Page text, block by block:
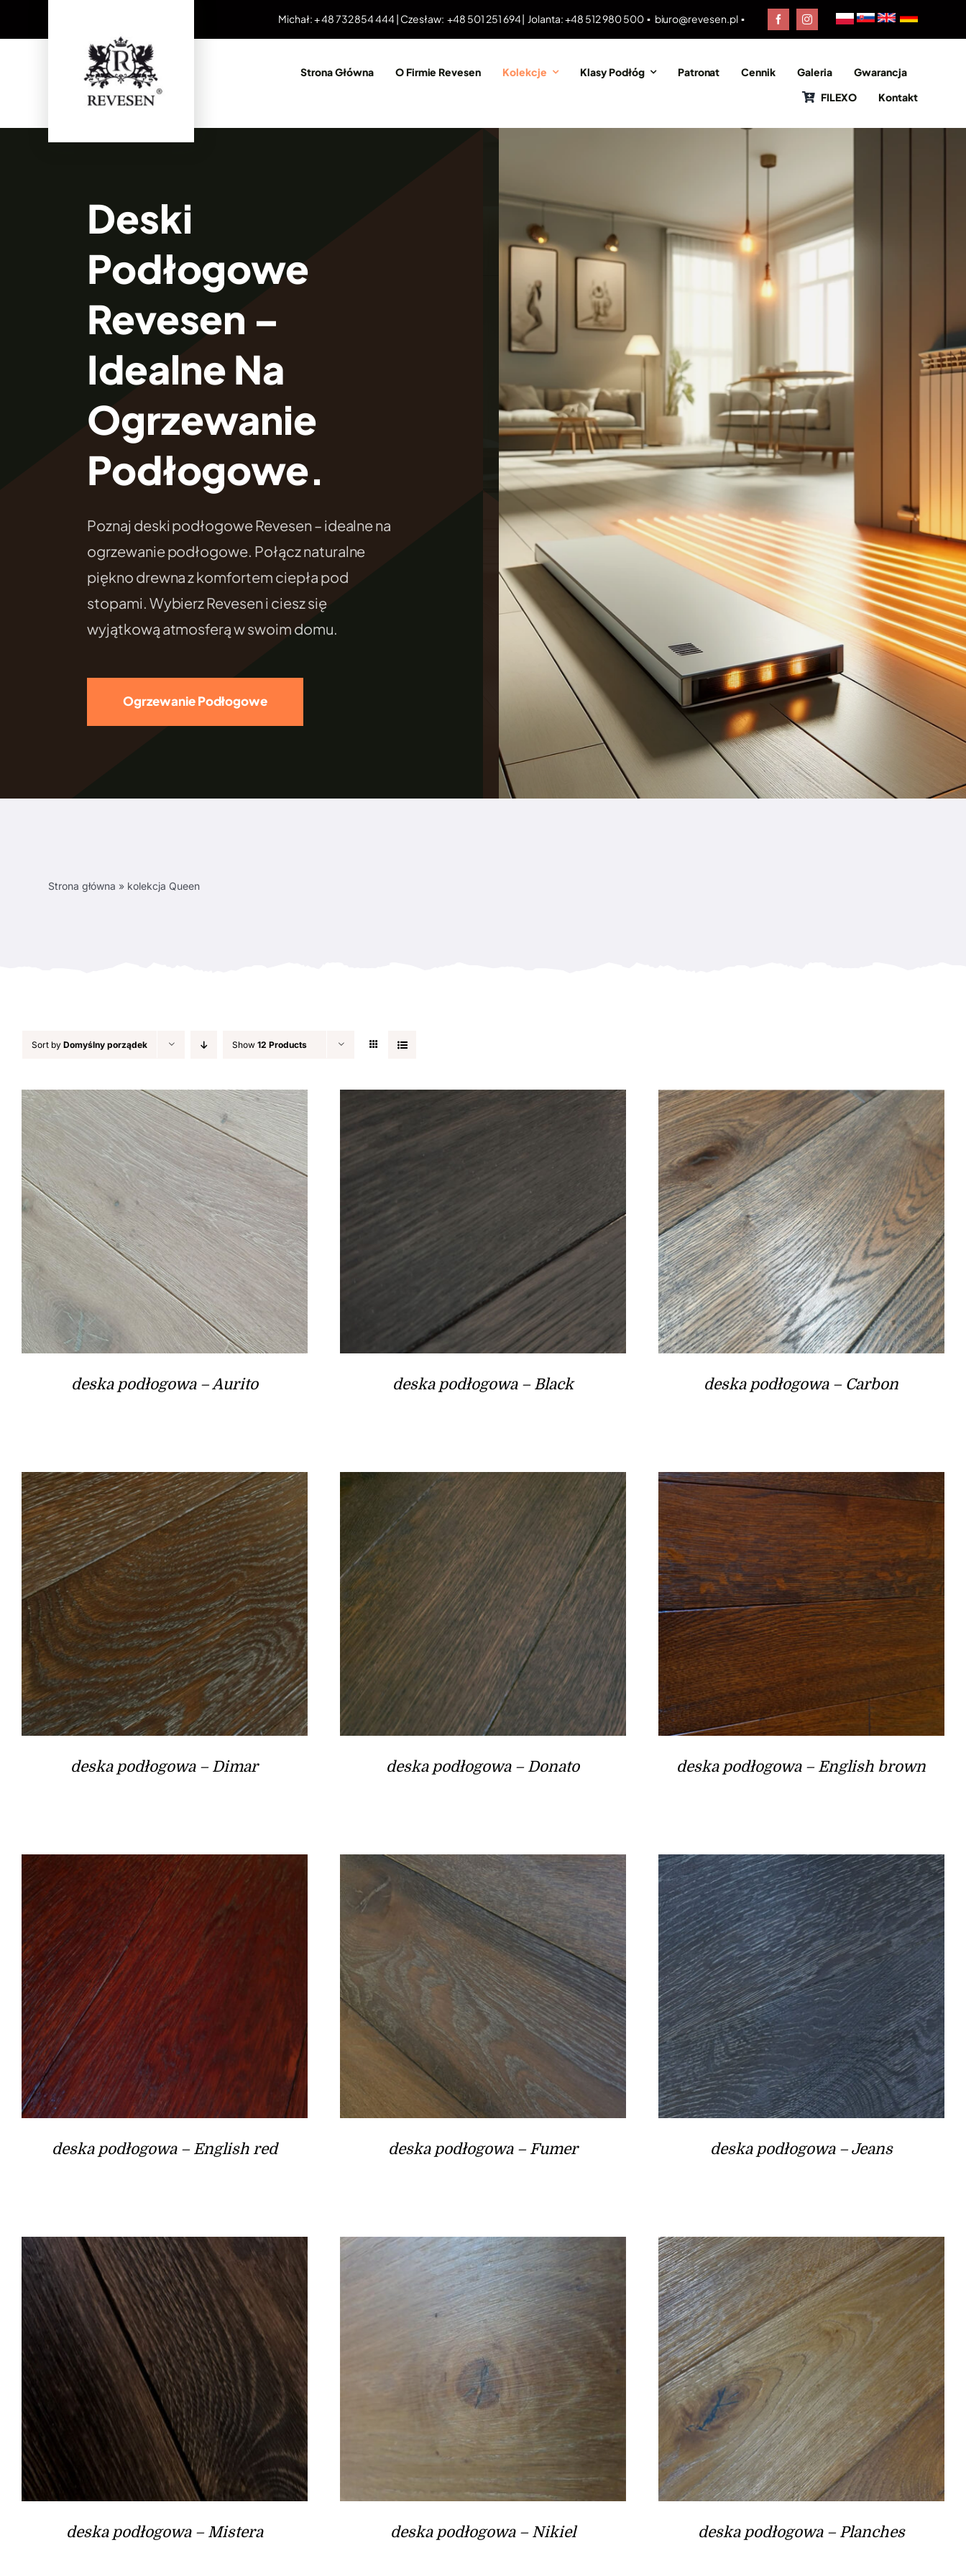
Michał: + 48 732 854 444 | Czesław: +48 501 251 694 | Jolanta: +48 512 980 500 ▪ biuro@revesen.pl ▪
Strona Główna O Firmie Revesen Kolekcje Klasy Podłóg Patronat Cennik Galeria
Gwarancja
FILEXO
Kontakt
Deski
Podłogowe
Revesen –
Idealne Na
Ogrzewanie
Podłogowe.
Poznaj deski podłogowe Revesen – idealne na
ogrzewanie podłogowe. Połącz naturalne
piękno drewna z komfortem ciepła pod
stopami. Wybierz Revesen i ciesz się
wyjątkową atmosferą w swoim domu.
Ogrzewanie Podłogowe
Strona główna » kolekcja Queen
Sort by Domyślny porządek Show 12 Products
deska podłogowa – Aurito deska podłogowa – Black deska podłogowa – Carbon
deska podłogowa – Dimar deska podłogowa – Donato deska podłogowa – English brown
deska podłogowa – English red deska podłogowa – Fumer deska podłogowa – Jeans
deska podłogowa – Mistera deska podłogowa – Nikiel deska podłogowa – Planches